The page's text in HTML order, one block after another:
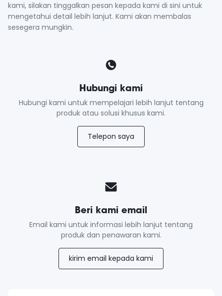
kami, silakan tinggalkan pesan kepada kami di sini untuk
mengetahui detail lebih lanjut. Kami akan membalas
sesegera mungkin.
Hubungi kami
Hubungi kami untuk mempelajari lebih lanjut tentang
produk atau solusi khusus kami.
Telepon saya
Beri kami email
Email kami untuk informasi lebih lanjut tentang
produk dan penawaran kami.
kirim email kepada kami